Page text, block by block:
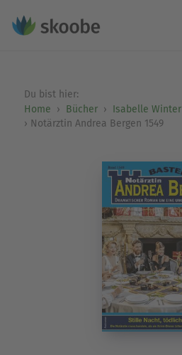
Du bist hier:
Home
Bücher
Isabelle Winter
Notärztin Andrea Bergen 1549